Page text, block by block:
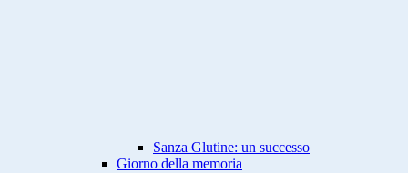
Sanza Glutine: un successo
Giorno della memoria